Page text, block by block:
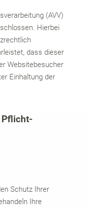
(AVV)
Hierbei
dass dieser
Websitebesucher
Einhaltung der
Pflicht­
Schutz Ihrer
Ihre